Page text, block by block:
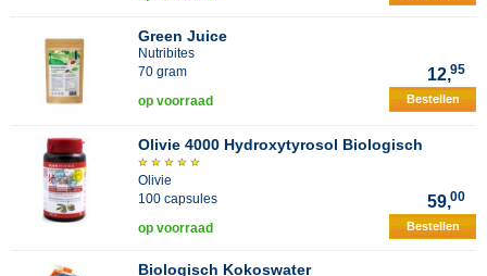
Green Juice
Nutribites
70 gram
12,95
op voorraad Bestellen
Olivie 4000 Hydroxytyrosol Biologisch
Olivie
100 capsules
59,00
op voorraad Bestellen
Biologisch Kokoswater